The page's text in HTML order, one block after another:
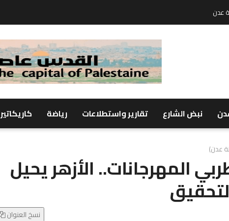
نبض الشارع تقارير واستطلاعات رياضة كاريكاتير
المهرجانات.. الأزهر يحيل
نسخ العنوان